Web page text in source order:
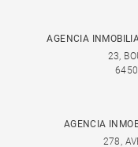
AGENCIA
23,
AGENCIA
278,